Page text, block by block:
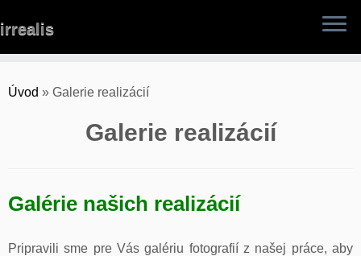
to
irrealis
Úvod » Galerie realizácií
Galerie realizácií
Galérie našich realizácií
Pripravili sme pre Vás galériu fotografií z našej práce, aby